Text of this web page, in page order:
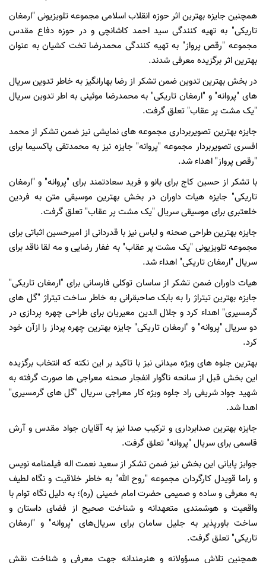
همچنین جایزه بهترین اثر حوزه انقلاب اسلامی مجموعه تلویزیونی "ارمغان
تاریکی" به تهیه کنندگی سید احمد کاشانچی و در حوزه دفاع مقدس
مجموعه "رقص پرواز" به تهیه کنندگی محمدرضا تخت کشیان به عنوان
بهترین اثر برگزیده معرفی شدند.
در بخش بهترین تدوین ضمن تشکر از رضا بهارانگیز به خاطر تدوین سریال
های "پروانه" و "ارمغان تاریکی" به محمدرضا موئینی به اطر تدوین سریال
"یک مشت پر عقاب" تعلق گرفت.
جایزه بهترین تصویربرداری مجموعه های نمایشی نیز ضمن تشکر از محمد
افسری تصویربردار مجموعه "پروانه" جایزه نیز به محمدتقی پاکسیما برای
"رقص پرواز" اهداء شد.
با تشکر از حسین کاج برای بانو و فرید سعادتمند برای "پروانه" و "ارمغان
تاریکی" جایزه هیات داوران در بخش بهترین موسیقی متن به فردین
خلعتبری برای موسیقی سریال "یک مشت پر عقاب" تعلق گرفت.
جایزه بهترین طراحی صحنه و لباس نیز با قدردانی از امیرحسین اثباتی برای
مجموعه تلویزیونی "یک مشت پر عقاب" به غفار رضایی و مه لقا ناقد برای
سریال "ارمغان تاریکی" اهداء شد.
هیات داوران ضمن تشکر از ساسان توکلی فارسانی برای "ارمغان تاریکی"
جایزه بهترین تیتراژ را به بابک صاحبقرانی به خاطر ساخت تیتراژ "گل های
گرمسیری" اهداء کرد و جلال الدین معیریان برای طراحی چهره پردازی در
دو سریال "پروانه" و "ارمغان تاریکی" جایزه بهترین چهره پرداز را ازآن خود
کرد.
بهترین جلوه های ویژه میدانی نیز با تاکید بر این نکته که انتخاب برگزیده
این بخش قبل از سانحه ناگوار انفجار صحنه معراجی ها صورت گرفته به
شهید جواد شریفی راد جلوه ویژه کار معراجی سریال "گل های گرمسیری"
اهدا شد.
جایزه بهترین صدابرداری و ترکیب صدا نیز به آقایان جواد مقدس و آرش
قاسمی برای سریال "پروانه" تعلق گرفت.
جوایز پایانی این بخش نیز ضمن تشکر از سعید نعمت اله فیلمنامه نویس
و راما قویدل کارگردان مجموعه "روح الله" به خاطر خلاقیت و نگاه لطیف
به معرفی و ساده و صمیمی حضرت امام خمینی (ره)؛ به دلیل نگاه توام با
واقعیت و هوشمندی متعهدانه و شناخت صحیح از فضای داستان و
ساخت باورپذیر به جلیل سامان برای سریال‌های "پروانه" و "ارمغان
تاریکی" تعلق گرفت.
همچنین تلاش مسؤولانه و هنرمندانه جهت معرفی و شناخت نقش